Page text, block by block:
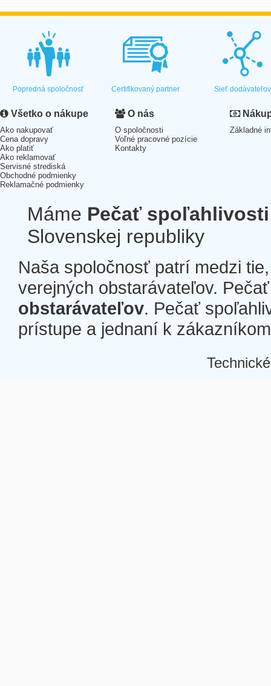
Popredná spoločnosť Certifikovaný partner Sieť dodávateľov
Všetko o nákupe
Ako nakupovať
Cena dopravy
Ako platiť
Ako reklamovať
Servisné strediská
Obchodné podmienky
Reklamačné podmienky
O nás
O spoločnosti
Voľné pracovné pozície
Kontakty
Základné
Máme Pečať spoľahlivosti
Slovenskej republiky
Naša spoločnosť patrí medzi
verejných obstarávateľov.
obstarávateľov. Pečať
prístupe a jednaní k